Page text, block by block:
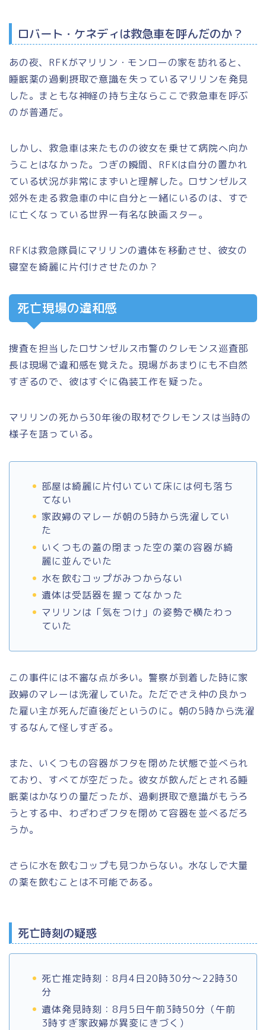
ロバート・ケネディは救急車を呼んだのか？
あの夜、RFKがマリリン・モンローの家を訪れると、
睡眠薬の過剰摂取で意識を失っているマリリンを発見
した。まともな神経の持ち主ならここで救急車を呼ぶ
のが普通だ。
しかし、救急車は来たものの彼女を乗せて病院へ向か
うことはなかった。つぎの瞬間、RFKは自分の置かれ
ている状況が非常にまずいと理解した。ロサンゼルス
郊外を走る救急車の中に自分と一緒にいるのは、すで
に亡くなっている世界一有名な映画スター。
RFKは救急隊員にマリリンの遺体を移動させ、彼女の
寝室を綺麗に片付けさせたのか？
死亡現場の違和感
捜査を担当したロサンゼルス市警のクレモンス巡査部
長は現場で違和感を覚えた。現場があまりにも不自然
すぎるので、彼はすぐに偽装工作を疑った。
マリリンの死から30年後の取材でクレモンスは当時の
様子を語っている。
部屋は綺麗に片付いていて床には何も落ち
てない
家政婦のマレーが朝の5時から洗濯してい
た
いくつもの蓋の閉まった空の薬の容器が綺
麗に並んでいた
水を飲むコップがみつからない
遺体は受話器を握ってなかった
マリリンは「気をつけ」の姿勢で横たわっ
ていた
この事件には不審な点が多い。警察が到着した時に家
政婦のマレーは洗濯していた。ただでさえ仲の良かっ
た雇い主が死んだ直後だというのに。朝の5時から洗濯
するなんて怪しすぎる。
また、いくつもの容器がフタを閉めた状態で並べられ
ており、すべてが空だった。彼女が飲んだとされる睡
眠薬はかなりの量だったが、過剰摂取で意識がもうろ
うとする中、わざわざフタを閉めて容器を並べるだろ
うか。
さらに水を飲むコップも見つからない。水なしで大量
の薬を飲むことは不可能である。
死亡時刻の疑惑
死亡推定時刻：8月4日20時30分～22時30
分
遺体発見時刻：8月5日午前3時50分（午前
3時すぎ家政婦が異変にきづく）